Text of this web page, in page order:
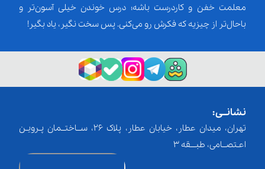
معلمت خفن و کاردرست باشه؛ درس خوندن خیلی آسون‌تر و
باحال‌تر از چیزیه که فکرش رو می‌کنی. پس سخت نگیر، یاد بگیر!
نشانــی:
تهران، میدان عطار، خیابان عطار، پلاک 26، ســاختــمان پـرویـن
اعـتصــامی، طبـــقه 3